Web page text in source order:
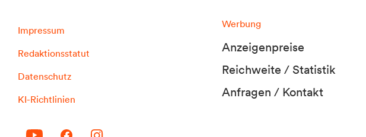
Impressum
Redaktionsstatut
Datenschutz
KI-Richtlinien
Werbung
Anzeigenpreise
Reichweite / Statistik
Anfragen / Kontakt